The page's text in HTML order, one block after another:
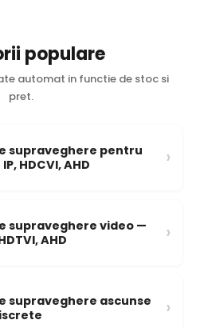
populare
automat in functie de stoc si
pret.
supraveghere pentru
HDCVI, AHD
›
supraveghere video —
AHD
›
supraveghere ascunse
›